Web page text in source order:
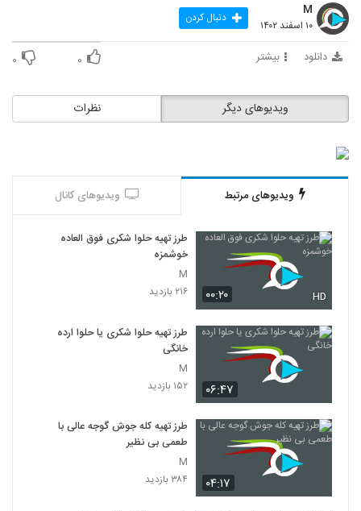
M
۱۰ اسفند ۱۴۰۲ دنبال کردن
دانلود بیشتر ۰ ۰
نظرات ویدیوهای دیگر
ویدیوهای مرتبط ویدیوهای کانال
۰۰:۲۰ HD
طرز تهیه حلوا شکری فوق العاده
خوشمزه
M
۲۱۶ بازدید
۰۶:۴۷
طرز تهیه حلوا شکری یا حلوا ارده
خانگی
M
۱۵۲ بازدید
۰۴:۱۷
طرز تهیه کله جوش گوجه عالی با
طعمی بی نظیر
M
۳۸۴ بازدید